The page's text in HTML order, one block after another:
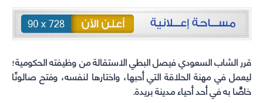
قرر الشاب السعودي فيصل البطي الاستقالة من وظيفته الحكومية؛
ليعمل في مهنة الحلاقة التي أحبها، واختارها لنفسه، وفتح صالونًا
خاصًّا به في أحد أحياء مدينة بريدة.
Twitter
(Opens
in
window)
Facebook
(Opens
in
window)
Telegram
(Opens
in
window)
WhatsApp
(Opens
in
window)